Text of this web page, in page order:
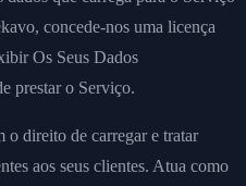
concede-nos uma licença
Os Seus Dados
prestar o Serviço.
o direito de carregar e tratar
aos seus clientes. Atua como